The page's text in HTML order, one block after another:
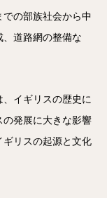
の部族社会から中
道路網の整備な
イギリスの歴史に
の発展に大きな影響
ギリスの起源と文化